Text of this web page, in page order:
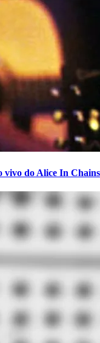
vivo do Alice In Chains